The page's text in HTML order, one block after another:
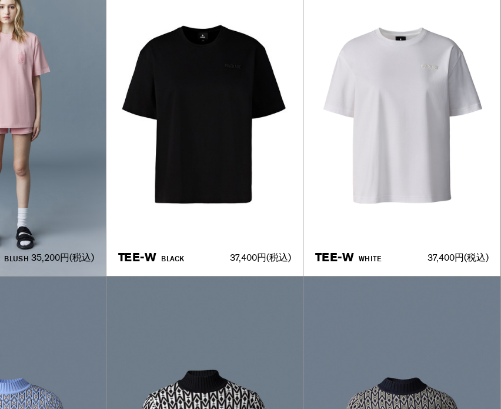
BLUSH 35,200円(税込) TEE-W BLACK 37,400円(税込) TEE-W WHITE 37,400円(税込)